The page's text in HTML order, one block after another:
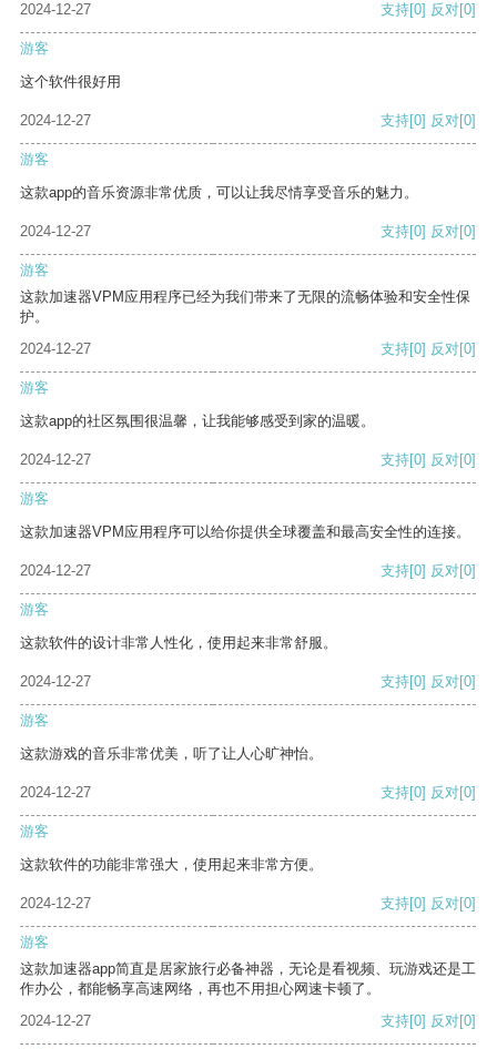
2024-12-27 支持[0] 反对[0]
游客
这个软件很好用
2024-12-27 支持[0] 反对[0]
游客
这款app的音乐资源非常优质，可以让我尽情享受音乐的魅力。
2024-12-27 支持[0] 反对[0]
游客
这款加速器VPM应用程序已经为我们带来了无限的流畅体验和安全性保
护。
2024-12-27
支持[0] 反对[0]
游客
这款app的社区氛围很温馨，让我能够感受到家的温暖。
2024-12-27 支持[0] 反对[0]
游客
这款加速器VPM应用程序可以给你提供全球覆盖和最高安全性的连接。
2024-12-27 支持[0] 反对[0]
游客
这款软件的设计非常人性化，使用起来非常舒服。
2024-12-27 支持[0] 反对[0]
游客
这款游戏的音乐非常优美，听了让人心旷神怡。
2024-12-27 支持[0] 反对[0]
游客
这款软件的功能非常强大，使用起来非常方便。
2024-12-27 支持[0] 反对[0]
游客
这款加速器app简直是居家旅行必备神器，无论是看视频、玩游戏还是工
作办公，都能畅享高速网络，再也不用担心网速卡顿了。
2024-12-27
支持[0] 反对[0]